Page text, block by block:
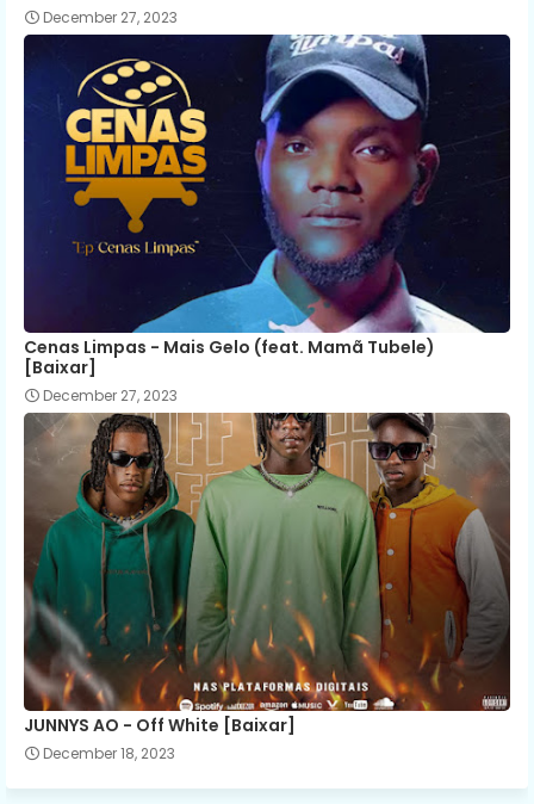
December 27, 2023
Cenas Limpas - Mais Gelo (feat. Mamã Tubele)
[Baixar]
December 27, 2023
JUNNYS AO - Off White [Baixar]
December 18, 2023